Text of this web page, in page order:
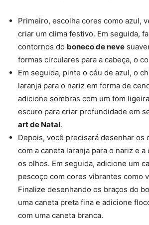
Primeiro, escolha cores como azul,
criar um clima festivo. Em seguida,
contornos do boneco de neve
formas circulares para a cabeça, o
Em seguida, pinte o céu de azul, o
laranja para o nariz em forma de
adicione sombras com um tom
escuro para criar profundidade em
art de Natal.
Depois, você precisará desenhar os
com a caneta laranja para o nariz e a
os olhos. Em seguida, adicione um
pescoço com cores vibrantes como
Finalize desenhando os braços do
uma caneta preta fina e adicione
com uma caneta branca.